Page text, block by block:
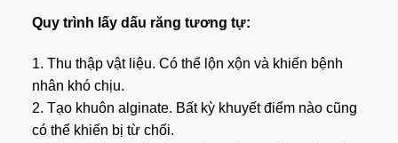
Quy trình lấy dấu răng tương tự:
1. Thu thập vật liệu. Có thể lộn xộn và khiến bệnh
nhân khó chịu.
2. Tạo khuôn alginate. Bất kỳ khuyết điểm nào cũng
có thể khiến bị từ chối.